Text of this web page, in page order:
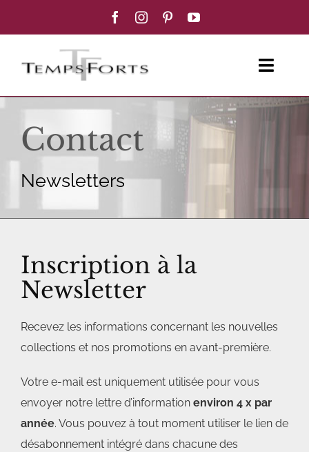
FEMME
BLOG MODE
Contact
Newsletters
Inscription à la
Newsletter
Recevez les informations concernant les nouvelles
collections et nos promotions en avant-première.
Votre e-mail est uniquement utilisée pour vous
envoyer notre lettre d’information environ 4 x par
année. Vous pouvez à tout moment utiliser le lien de
désabonnement intégré dans chacune des